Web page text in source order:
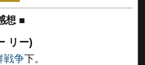
想 ■
リー)
戦争下。